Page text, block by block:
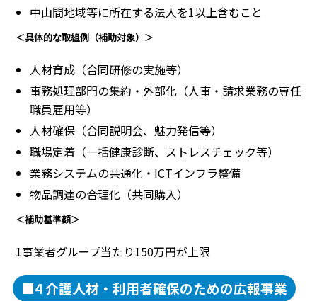
中山間地域等に所在する法人を1以上含むこと
＜具体的な取組例（補助対象）＞
人材育成（合同研修の実施等）
事務処理部門の集約・外部化（人事・請求業務の専任
職員雇用等）
人材確保（合同説明会、魅力発信等）
職場定着（一括健康診断、ストレスチェック等）
業務システムの共通化・ICTインフラ整備
物品調達の合理化（共同購入）
＜補助基準額＞
1事業者グループ当たり150万円が上限
■4 介護人材・利用者確保のための広報事業